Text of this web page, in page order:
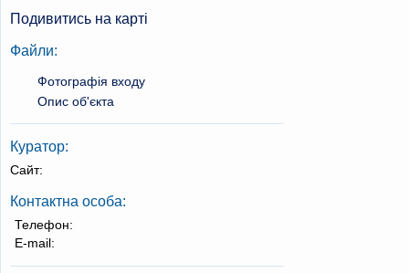
Подивитись на карті
Файли:
Фотографія входу
Опис об'єкта
Куратор:
Сайт:
Контактна особа:
Телефон:
E-mail: